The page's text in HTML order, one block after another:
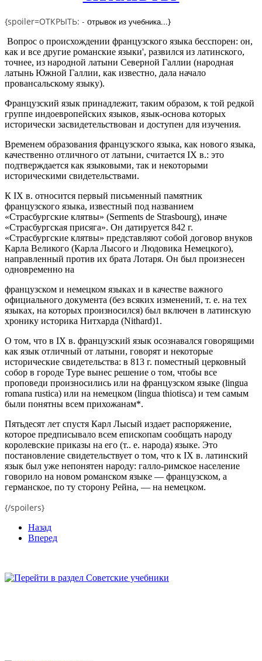
{spoiler=ОТКРЫТЬ: - отрывок из учебника...}
Вопрос о происхождении французского языка бесспорен: он,
как и все другие романские языки', развился из латинского,
точнее, из народной латыни Северной Галлии (народная
латынь Южной Галлии, как известно, дала начало
провансальскому языку).
Французский язык принадлежит, таким образом, к той редкой
группе индоевропейских языков, язык-основа которых
исторически засвидетельствован и доступен для изучения.
Временем образования французского языка, как нового языка,
качественно отличного от латыни, считается IX в.: это
подтверждается как языковыми, так и некоторыми
историческими свидетельствами.
К IX в. относится первый письменный памятник
французского языка, известный под названием
«Страсбургские клятвы» (Serments de Strasbourg), иначе
«Страсбургская присяга». Он датируется 842 г.
«Страсбургские клятвы» представляют собой договор внуков
Карла Великого (Карла Лысого и Людовика Немецкого),
направленный против их брата Лотаря. Он был произнесен
одновременно на
французском и немецком языках и в качестве важного
официального документа (без всяких изменений, т. е. на тех
языках, на которых произносился) был включен в латинскую
хронику историка Нитхарда (Nithard)1.
О том, что в IX в. французский язык осознавался говорящими
как язык отличный от латыни, говорят и некоторые
исторические свидетельства: в 813 г. поместный церковный
собор в городе Туре вынес решение о том, чтобы все
проповеди произносились или на французском языке (lingua
romana rustica) или на немецком (lingua thiotisca) и тем самым
были понятны всем прихожанам*.
Пятьдесят лет спустя Карл Лысый издает распоряжение,
которое предписывало всем епископам сообщать народу
королевские приказы на его (т.. е. народа) языке. Это
постановление свидетельствует о том, что к IX в. латинский
язык был уже непонятен народу: галло-римское население
говорило на новом романском языке — французском, а
германское, по ту сторону Рейна, — на немецком.
{/spoilers}
Назад
Вперед